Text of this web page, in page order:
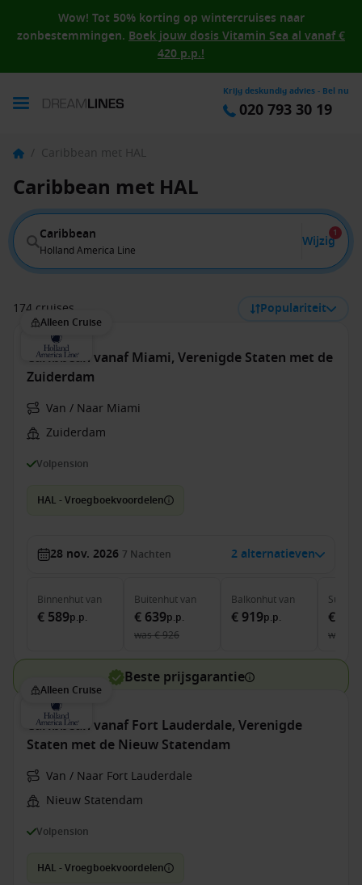
Wow! Tot 50% korting op wintercruises naar
zonbestemmingen. Boek jouw dosis Vitamin Sea al vanaf €
420 p.p.!
Krijg deskundig advies - Bel nu
020 793 30 19
/ Caribbean met HAL
Caribbean met HAL
Caribbean
Holland America Line
Wijzig
1
174 cruises Populariteit
Alleen Cruise
Caribbean vanaf Miami, Verenigde Staten met de
Zuiderdam
Van / Naar Miami
Zuiderdam
Volpension
HAL - Vroegboekvoordelen
28 nov. 2026 7 Nachten 2 alternatieven
Binnenhutvan
€ 589p.p.
Buitenhutvan
€ 639p.p.
was€ 926
Balkonhutvan
€ 919p.p.
Suite
€
was
Beste prijsgarantie
Alleen Cruise
Caribbean vanaf Fort Lauderdale, Verenigde
Staten met de Nieuw Statendam
Van / Naar Fort Lauderdale
Nieuw Statendam
Volpension
HAL - Vroegboekvoordelen